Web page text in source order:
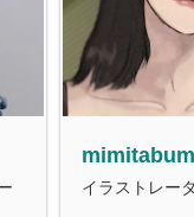
イラストレー